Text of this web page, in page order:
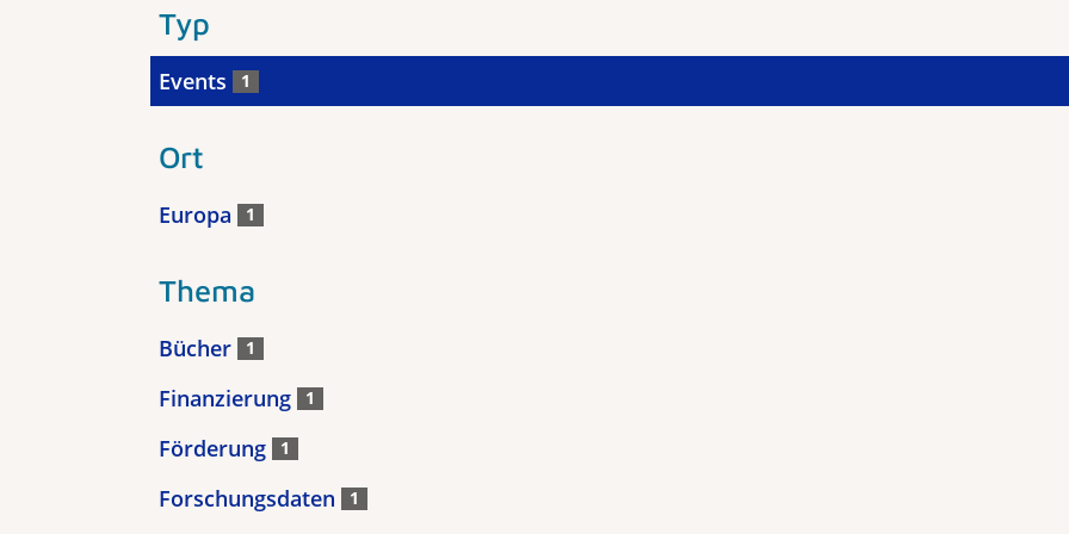
Typ
Events 1
Ort
Europa 1
Thema
Bücher 1
Finanzierung 1
Förderung 1
Forschungsdaten 1